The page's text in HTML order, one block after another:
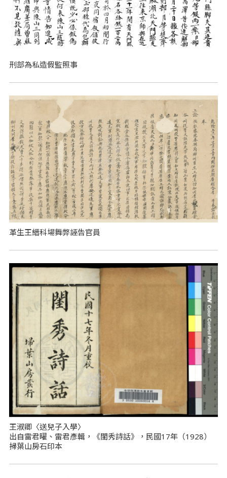
刑部為私造假監照事
革生王縉科場舞弊誣告官員
王淑卿〈送兒子入學〉
出自雷君曜、雷君彥輯，《閨秀詩話》，民國17年（1928）
掃葉山房石印本